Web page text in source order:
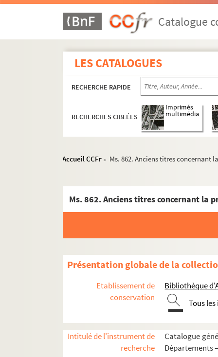
Catalogue
LES CATALOGUES
RECHERCHE RAPIDE
RECHERCHES CIBLÉES
Imprimés
multimédia
Accueil CCFr > Ms. 862. Anciens titres concernant
Présentation globale de la
Etablissement de
conservation
Bibliothèque
Tous
Intitulé de l'instrument de
recherche
Catalogue
Départements
Ms. 843. Wetten ende costumen van de stede,
Ms. 844. Observations et remarques tant
Ms. 848. Coutume générale du Pays et Comté
Ms. 850. Synopsis historiae cronologicae
Ms. 851. Annales de l'abbaye de Watten
Ms. 852. Privilegia ecclesiae Watinensisne
Ms. 853. Biographie du Pas-de-Calais par A.
Ms. 854. Notes historiques sur les diverses